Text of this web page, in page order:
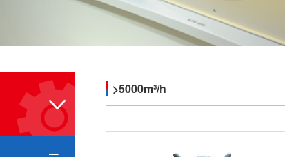
>5000m³/h